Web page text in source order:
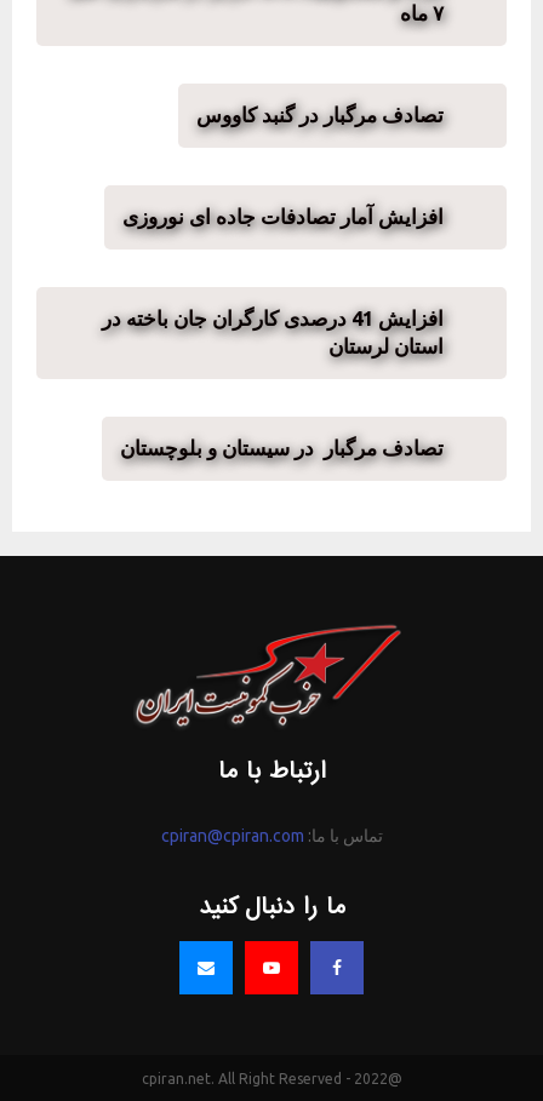
۷ ماه
تصادف مرگبار در گنبد کاووس
افزایش آمار تصادفات جاده ای نوروزی
افزایش 41 درصدی کارگران جان باخته در
استان لرستان
تصادف مرگبار در سیستان و بلوچستان
ارتباط با ما
تماس با ما: cpiran@cpiran.com
ما را دنبال کنید
@2022 - cpiran.net. All Right Reserved